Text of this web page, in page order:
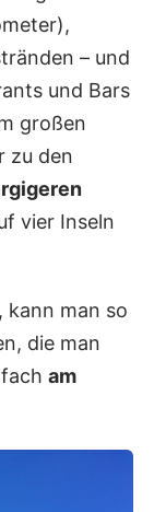
– und
und Bars
großen
zu den
vier Inseln
kann man so
die man
am